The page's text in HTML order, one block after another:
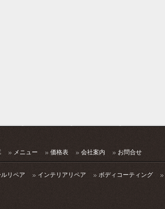
メニュー 価格表 会社案内 お問合せ
リペア インテリアリペア ボディコーティング